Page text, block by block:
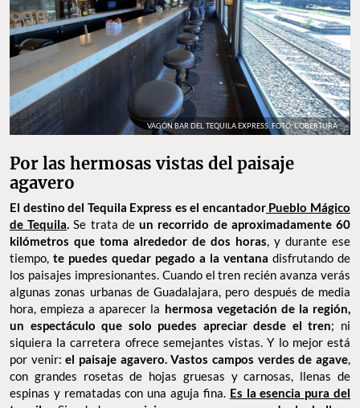
VAGÓN BAR DEL TEQUILA EXPRESS. FOTO: COBERTURA
Por las hermosas vistas del paisaje
agavero
El destino del Tequila Express es el encantadorPueblo Mágico
de Tequila. Se trata deun recorrido de aproximadamente 60
kilómetros que toma alrededor de dos horas, y durante ese
tiempo, te puedes quedar pegado a la ventana disfrutando de
los paisajes impresionantes. Cuando el tren recién avanza verás
algunas zonas urbanas de Guadalajara, pero después de media
hora, empieza a aparecer la hermosa vegetación de la región,
un espectáculo que solo puedes apreciar desde el tren; ni
siquiera la carretera ofrece semejantes vistas. Y lo mejor está
por venir:el paisaje agavero. Vastos campos verdes de agave,
con grandes rosetas de hojas gruesas y carnosas, llenas de
espinas y rematadas con una aguja fina. Es la esencia pura del